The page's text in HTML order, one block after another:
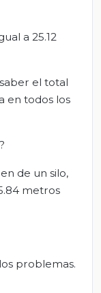
a 25.12
el total
en todos los
de un silo,
metros
problemas.